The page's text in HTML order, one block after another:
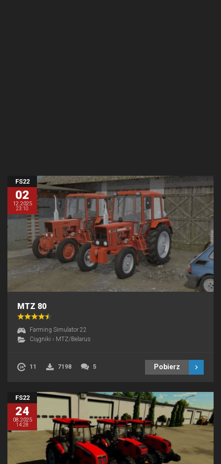
FS22
02
12.2025
23:10
MTZ 80
Farming Simulator 22
Ciągniki › MTZ/Belarus
11 7198 5 Pobierz
FS22
24
08.2025
14:28